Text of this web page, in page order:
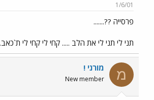
1/6/01
פרסייה ??.......
תני לי תני לי את הלב ..... קחי לי קחי לי
מ מורני !
New member